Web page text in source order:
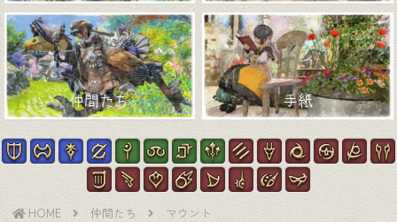
仲間たち 手紙
HOME 仲間たち マウント